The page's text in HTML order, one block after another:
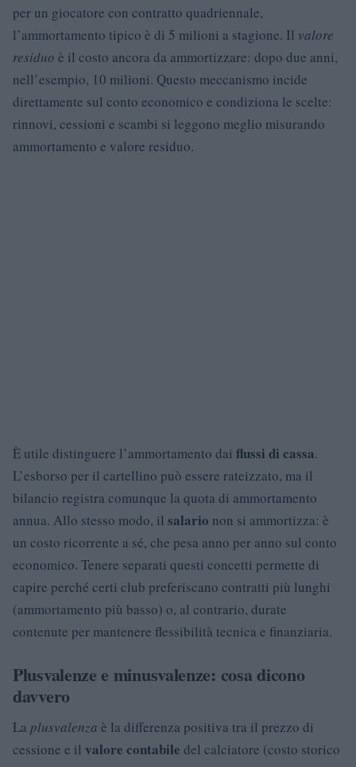
per un giocatore con contratto quadriennale,
l’ammortamento tipico è di 5 milioni a stagione. Il valore
residuo è il costo ancora da ammortizzare: dopo due anni,
nell’esempio, 10 milioni. Questo meccanismo incide
direttamente sul conto economico e condiziona le scelte:
rinnovi, cessioni e scambi si leggono meglio misurando
ammortamento e valore residuo.
È utile distinguere l’ammortamento dai flussi di cassa.
L’esborso per il cartellino può essere rateizzato, ma il
bilancio registra comunque la quota di ammortamento
annua. Allo stesso modo, il salario non si ammortizza: è
un costo ricorrente a sé, che pesa anno per anno sul conto
economico. Tenere separati questi concetti permette di
capire perché certi club preferiscano contratti più lunghi
(ammortamento più basso) o, al contrario, durate
contenute per mantenere flessibilità tecnica e finanziaria.
Plusvalenze e minusvalenze: cosa dicono
davvero
La plusvalenza è la differenza positiva tra il prezzo di
cessione e il valore contabile del calciatore (costo storico